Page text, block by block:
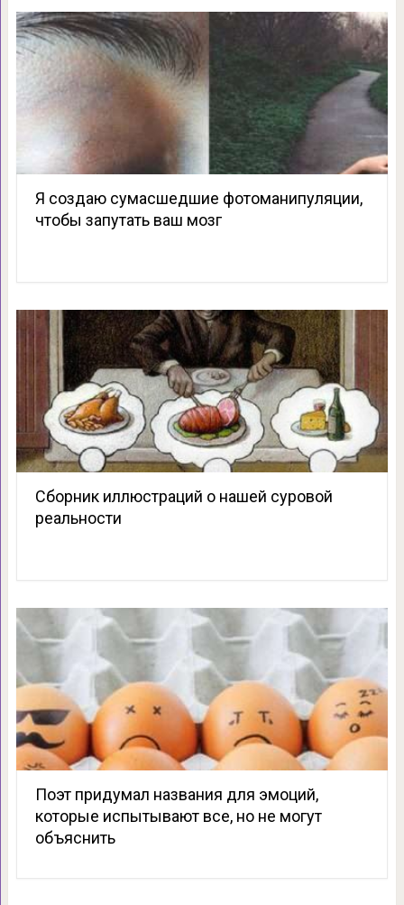
Я создаю сумасшедшие фотоманипуляции,
чтобы запутать ваш мозг
Сборник иллюстраций о нашей суровой
реальности
Поэт придумал названия для эмоций,
которые испытывают все, но не могут
объяснить